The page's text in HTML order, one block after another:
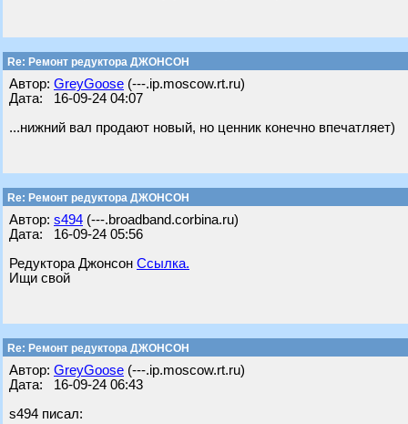
Re: Ремонт редуктора ДЖОНСОН
Автор: GreyGoose (---.ip.moscow.rt.ru)
Дата: 16-09-24 04:07
...нижний вал продают новый, но ценник конечно впечатляет)
Re: Ремонт редуктора ДЖОНСОН
Автор: s494 (---.broadband.corbina.ru)
Дата: 16-09-24 05:56
Редуктора Джонсон Ссылка.
Ищи свой
Re: Ремонт редуктора ДЖОНСОН
Автор: GreyGoose (---.ip.moscow.rt.ru)
Дата: 16-09-24 06:43
s494 писал: